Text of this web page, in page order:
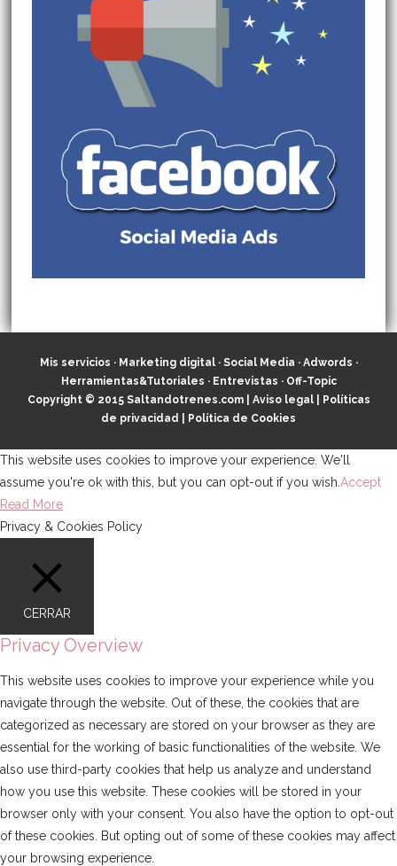
Mis servicios · Marketing digital· Social Media · Adwords ·
Herramientas&Tutoriales · Entrevistas · Off-Topic
Copyright © 2015 Saltandotrenes.com| Aviso legal|
Políticas
de privacidad
Política de Cookies
This website uses cookies to improve your experience. We'll
assume you're ok with this, but you can opt-out if you wish. Accept
Read More
Privacy & Cookies Policy
CERRAR
Privacy Overview
This website uses cookies to improve your experience while you
navigate through the website. Out of these, the cookies that are
categorized as necessary are stored on your browser as they are
essential for the working of basic functionalities of the website. We
also use third-party cookies that help us analyze and understand
how you use this website. These cookies will be stored in your
browser only with your consent. You also have the option to opt-out
of these cookies. But opting out of some of these cookies may affect
your browsing experience.